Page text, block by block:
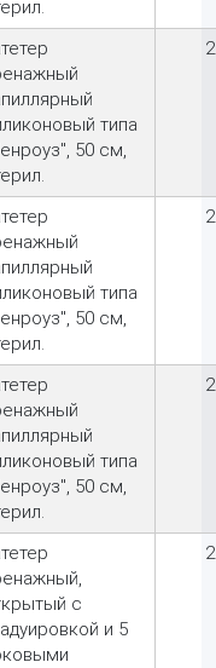
типа
50 см,
типа
50 см,
типа
50 см,
с
и 5